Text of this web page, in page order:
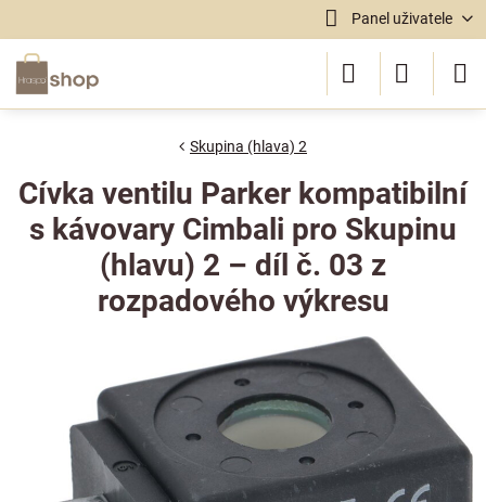
Panel uživatele
Skupina (hlava) 2
Cívka ventilu Parker kompatibilní
s kávovary Cimbali pro Skupinu
(hlavu) 2 – díl č. 03 z
rozpadového výkresu